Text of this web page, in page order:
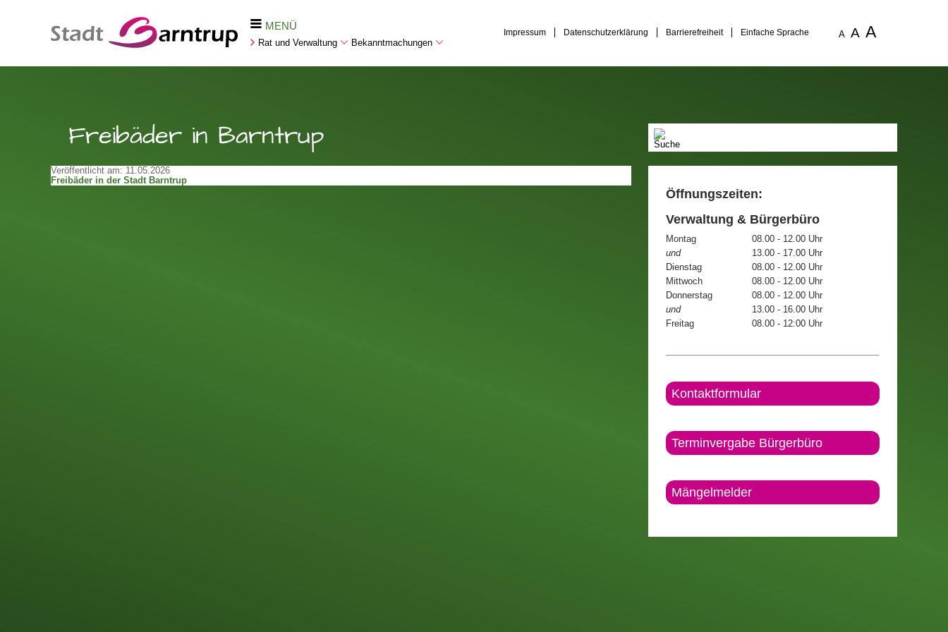
MENÜ
Rat und Verwaltung Bekanntmachungen
Impressum Datenschutzerklärung Barrierefreiheit Einfache Sprache A A A
Freibäder in Barntrup
Veröffentlicht am: 11.05.2026
Freibäder in der Stadt Barntrup
Öffnungszeiten:
Verwaltung & Bürgerbüro
Montag
08.00 - 12.00 Uhr
und
13.00 - 17.00 Uhr
Dienstag
08.00 - 12.00 Uhr
Mittwoch
08.00 - 12.00 Uhr
Donnerstag
08.00 - 12.00 Uhr
und
13.00 - 16.00 Uhr
Freitag
08.00 - 12:00 Uhr
Kontaktformular
Terminvergabe Bürgerbüro
Mängelmelder